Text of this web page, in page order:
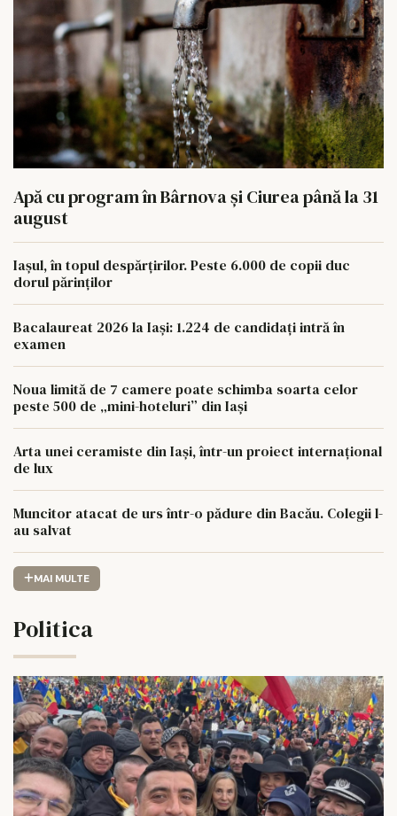
Apă cu program în Bârnova și Ciurea până la 31
august
Iașul, în topul despărțirilor. Peste 6.000 de copii duc
dorul părinților
Bacalaureat 2026 la Iași: 1.224 de candidați intră în
examen
Noua limită de 7 camere poate schimba soarta celor
peste 500 de „mini-hoteluri” din Iași
Arta unei ceramiste din Iași, într-un proiect internațional
de lux
Muncitor atacat de urs într-o pădure din Bacău. Colegii l-
au salvat
MAI MULTE
Politica